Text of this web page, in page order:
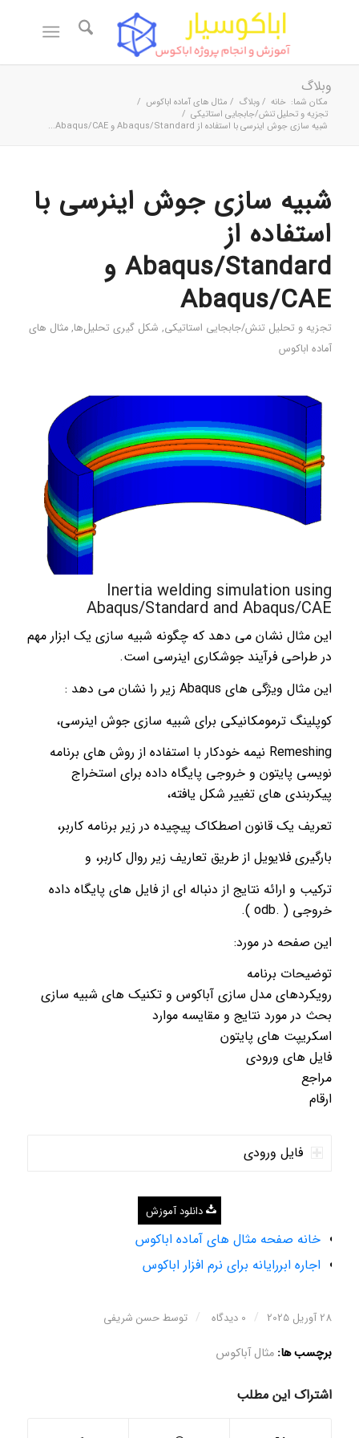
وبلاگ
مکان شما: خانه / وبلاگ / مثال های آماده اباکوس /
تجزیه و تحلیل تنش/جابجایی استاتیکی /
شبیه سازی جوش اینرسی با استفاده از Abaqus/Standard و Abaqus/CAE...
شبیه سازی جوش اینرسی با
استفاده از
Abaqus/Standard و
Abaqus/CAE
تجزیه و تحلیل تنش/جابجایی استاتیکی, شکل گیری تحلیل‌ها, مثال های
آماده اباکوس
Inertia welding simulation using
Abaqus/Standard and Abaqus/CAE
این مثال نشان می دهد که چگونه شبیه سازی یک ابزار مهم
در طراحی فرآیند جوشکاری اینرسی است.
این مثال ویژگی های Abaqus زیر را نشان می دهد :
کوپلینگ ترمومکانیکی برای شبیه سازی جوش اینرسی،
Remeshing نیمه خودکار با استفاده از روش های برنامه
نویسی پایتون و خروجی پایگاه داده برای استخراج
پیکربندی های تغییر شکل یافته،
تعریف یک قانون اصطکاک پیچیده در زیر برنامه کاربر،
بارگیری فلایویل از طریق تعاریف زیر روال کاربر، و
ترکیب و ارائه نتایج از دنباله ای از فایل های پایگاه داده
خروجی ( .odb ).
این صفحه در مورد:
توضیحات برنامه
رویکردهای مدل سازی آباکوس و تکنیک های شبیه سازی
بحث در مورد نتایج و مقایسه موارد
اسکریپت های پایتون
فایل های ورودی
مراجع
ارقام
فایل ورودی
دانلود آموزش
خانه صفحه مثال های آماده اباکوس
اجاره ابررایانه برای نرم افزار اباکوس
28 آوریل 2025 / 0 دیدگاه / توسطحسن شریفی
برچسب ها: مثال آباکوس
اشتراک این مطلب